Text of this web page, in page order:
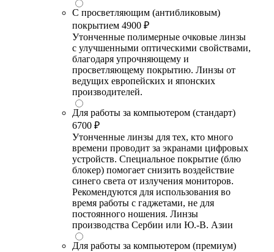
С просветляющим (антибликовым)
покрытием 4900 ₽
Утонченные полимерные очковые линзы
с улучшенными оптическими свойствами,
благодаря упрочняющему и
просветляющему покрытию. Линзы от
ведущих европейских и японских
производителей.
Для работы за компьютером (стандарт)
6700 ₽
Утонченные линзы для тех, кто много
времени проводит за экранами цифровых
устройств. Специальное покрытие (блю
блокер) помогает снизить воздействие
синего света от излучения мониторов.
Рекомендуются для использования во
время работы с гаджетами, не для
постоянного ношения. Линзы
производства Сербии или Ю.-В. Азии
Для работы за компьютером (премиум)